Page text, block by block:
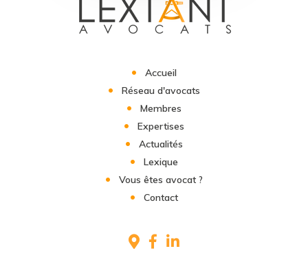
Accueil
Réseau d'avocats
Membres
Expertises
Actualités
Lexique
Vous êtes avocat ?
Contact